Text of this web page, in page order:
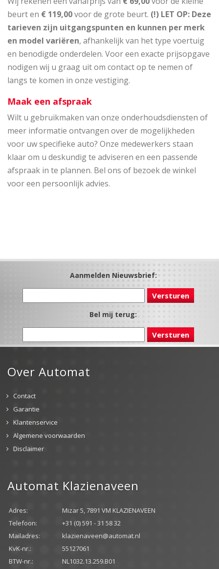
beurt en € 119,00voor de grote beurt. (!) LET OP: Deze
tarieven zijn uitgangspunten en kunnen per merk
en model variëren, afhankelijk van het type voertuig
en benodigde onderdelen. Voor een exacte prijsopgave
nodigen wij u graag uit om contact op te nemen of
langs te komen in onze vestiging.
Maak een afspraak
Wilt u gebruikmaken van onze onderhoudsdiensten of
meer informatie ontvangen over de mogelijkheden
voor uw specifieke auto? Onze medewerkers staan
klaar om u deskundig te adviseren en een passende
afspraak in te plannen. Bel ons of bezoek de winkel
voor een persoonlijk advies.
Aanmelden Nieuwsbrief:
Bel mij terug:
Over Automat
Contact
Garantie
Klantenservice
Algemene voorwaarden
Disclaimer
Automat Klazienaveen
Adres:
Mizar 5, 7891 VM KLAZIENAVEEN
Telefoon:
+31 (0) 591 - 31 58 32
Mailadres:
klazienaveen@automat.nl
KvK-nr.:
55127061
BTW-nr.:
NL1032.13.259.B01